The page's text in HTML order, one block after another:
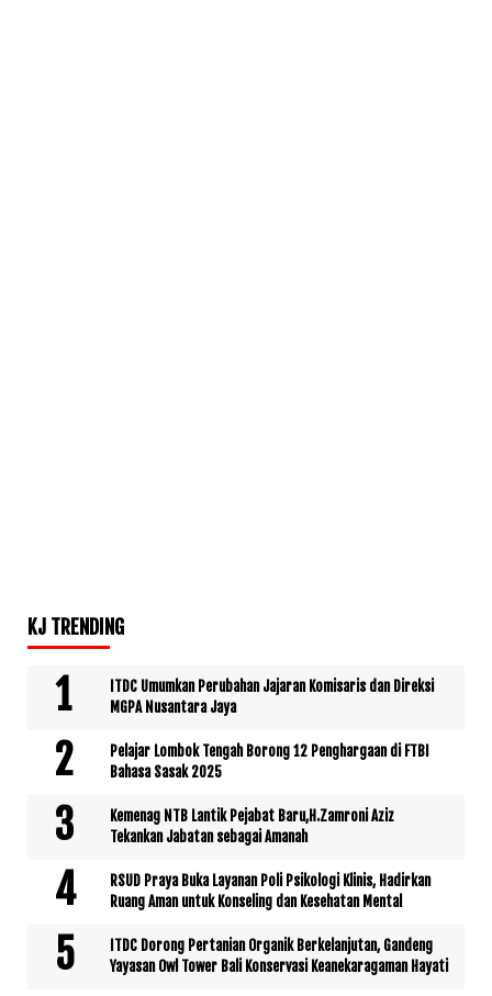
KJ TRENDING
ITDC Umumkan Perubahan Jajaran Komisaris dan Direksi
MGPA Nusantara Jaya
Pelajar Lombok Tengah Borong 12 Penghargaan di FTBI
Bahasa Sasak 2025
Kemenag NTB Lantik Pejabat Baru,H.Zamroni Aziz
Tekankan Jabatan sebagai Amanah
RSUD Praya Buka Layanan Poli Psikologi Klinis, Hadirkan
Ruang Aman untuk Konseling dan Kesehatan Mental
ITDC Dorong Pertanian Organik Berkelanjutan, Gandeng
Yayasan Owl Tower Bali Konservasi Keanekaragaman Hayati